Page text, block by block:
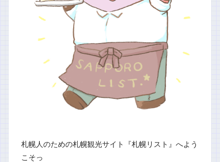
札幌人のための札幌観光サイト『札幌リスト』へよう
こそっ